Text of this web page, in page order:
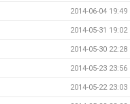
2014-06-04 19:49
2014-05-31 19:02
2014-05-30 22:28
2014-05-23 23:56
2014-05-22 23:03